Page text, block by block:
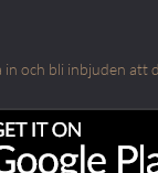
in och bli inbjuden att